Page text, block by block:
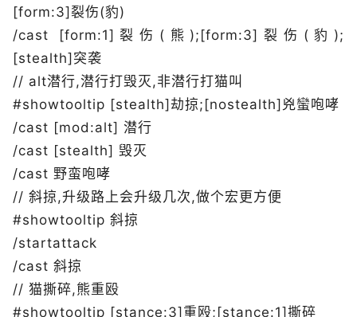
[form:3]裂伤(豹)
/cast [form:1]裂伤(熊);[form:3]裂伤(豹);
[stealth]突袭
// alt潜行,潜行打毁灭,非潜行打猫叫
#showtooltip [stealth]劫掠;[nostealth]兇蠻咆哮
/cast [mod:alt] 潜行
/cast [stealth] 毁灭
/cast 野蛮咆哮
// 斜掠,升级路上会升级几次,做个宏更方便
#showtooltip 斜掠
/startattack
/cast 斜掠
// 猫撕碎,熊重殴
#showtooltip [stance:3]重殴;[stance:1]撕碎